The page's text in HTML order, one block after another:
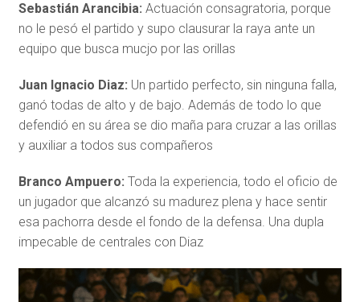
Sebastián Arancibia: Actuación consagratoria, porque
no le pesó el partido y supo clausurar la raya ante un
equipo que busca mucjo por las orillas
Juan Ignacio Diaz: Un partido perfecto, sin ninguna falla,
ganó todas de alto y de bajo. Además de todo lo que
defendió en su área se dio maña para cruzar a las orillas
y auxiliar a todos sus compañeros
Branco Ampuero: Toda la experiencia, todo el oficio de
un jugador que alcanzó su madurez plena y hace sentir
esa pachorra desde el fondo de la defensa. Una dupla
impecable de centrales con Diaz